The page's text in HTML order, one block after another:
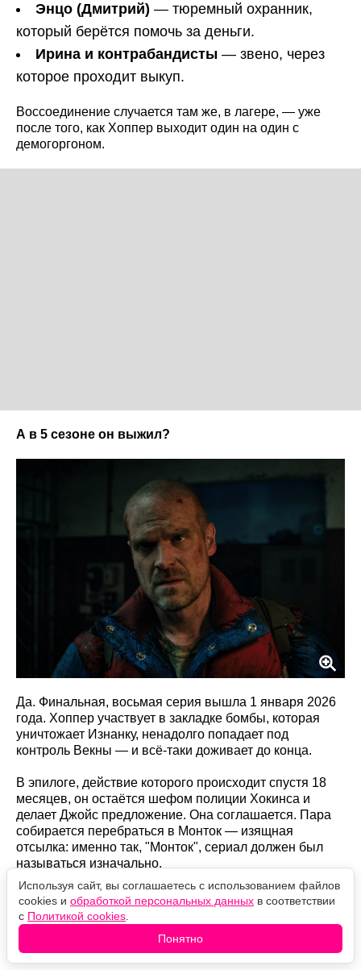
Энцо (Дмитрий) — тюремный охранник,
который берётся помочь за деньги.
Ирина и контрабандисты — звено, через
которое проходит выкуп.
Воссоединение случается там же, в лагере, — уже
после того, как Хоппер выходит один на один с
демогоргоном.
А в 5 сезоне он выжил?
Да. Финальная, восьмая серия вышла 1 января 2026
года. Хоппер участвует в закладке бомбы, которая
уничтожает Изнанку, ненадолго попадает под
контроль Векны — и всё-таки доживает до конца.
В эпилоге, действие которого происходит спустя 18
месяцев, он остаётся шефом полиции Хокинса и
делает Джойс предложение. Она соглашается. Пара
собирается перебраться в Монток — изящная
отсылка: именно так, "Монток", сериал должен был
называться изначально.
Так что за пять сезонов Хоппера хоронили дважды – и
оба раза преждевременно.
Оцените новость
Используя сайт, вы соглашаетесь с использованием файлов
cookies и обработкой персональных данных в соответствии
с Политикой cookies
Понятно